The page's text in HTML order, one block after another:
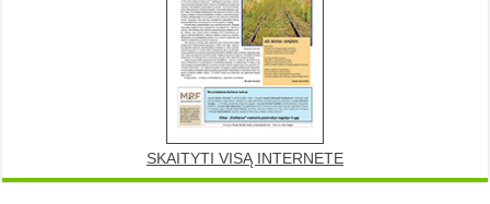
SKAITYTI VISĄ INTERNETE